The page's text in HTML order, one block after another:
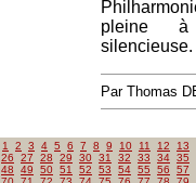
pleine
silencieuse.
Par Thomas
1 2 3 4 5 6 7 8 9 10 11 12
13
26
27 28 29 30 31 32 33 34 35
48
49 50 51 52 53 54 55 56
57